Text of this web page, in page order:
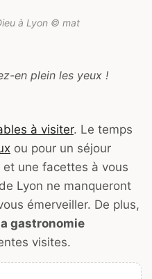
à Lyon © mat
en plein les yeux !
à visiter. Le temps
ou pour un séjour
une facettes à vous
Lyon ne manqueront
émerveiller. De plus,
gastronomie
visites.